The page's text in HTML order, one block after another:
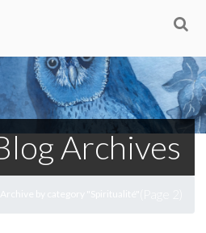
Archives